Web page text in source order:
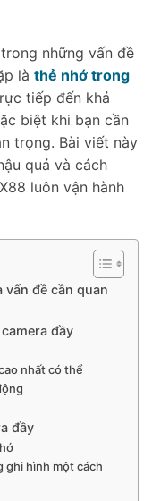
những vấn đề
là thẻ nhớ trong
tiếp đến khả
biệt khi bạn cần
trọng. Bài viết này
quả và cách
luôn vận hành
vấn đề cần quan
đầy
nhất có thể
đầy
ghi hình một cách